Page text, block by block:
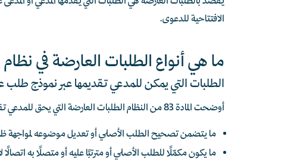
الافتتاحية للدعوى.
ما هي أنواع الطلبات العارضة في نظام
الطلبات التي يمكن للمدعي تقديمها عبر نموذج
أوضحت المادة 83 من النظام الطلبات العارضة التي يحق للمدعي تقديمها وهي:
ما يتضمن تصحيح الطلب الأصلي أو تعديل موضوعه لمواجهة
ما يكون مكمّلًا للطلب الأصلي أو مترتبًا عليه أو متصلًا به اتصالًا